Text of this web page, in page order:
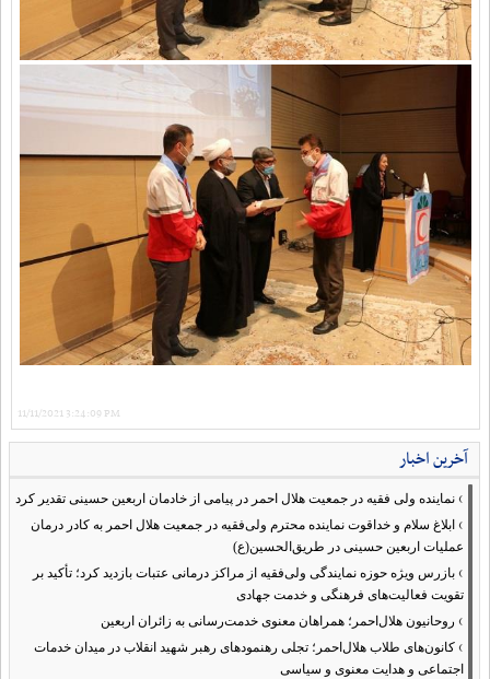
11/11/2021 3:24:09 PM
آخرین اخبار
› نماینده ولی فقیه در جمعیت هلال احمر در پیامی از خادمان اربعین حسینی تقدیر کرد
› ابلاغ سلام و خداقوت نماینده محترم ولی‌فقیه در جمعیت هلال احمر به کادر درمان
عملیات اربعین حسینی در طریق‌الحسین(ع)
› بازرس ویژه حوزه نمایندگی ولی‌فقیه از مراکز درمانی عتبات بازدید کرد؛ تأکید بر
تقویت فعالیت‌های فرهنگی و خدمت جهادی
› روحانیون هلال‌احمر؛ همراهان معنوی خدمت‌رسانی به زائران اربعین
› کانون‌های طلاب هلال‌احمر؛ تجلی رهنمودهای رهبر شهید انقلاب در میدان خدمات
اجتماعی و هدایت معنوی و سیاسی